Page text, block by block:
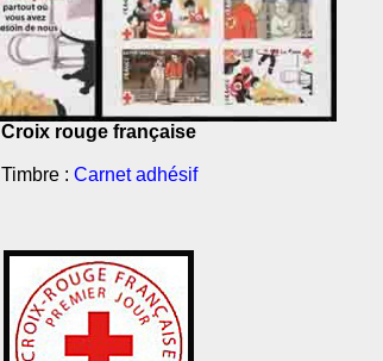
Croix rouge française
Timbre : Carnet adhésif